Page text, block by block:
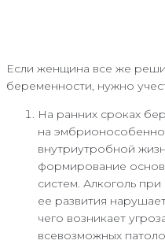
Если женщина все же
беременности, нужно
На ранних сроках
на эмбрионособенно
внутриутробной
формирование
систем. Алкоголь
ее развития
чего возникает
всевозможных